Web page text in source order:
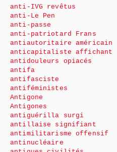
anti-IVG revêtus
anti-Le Pen
anti-passe
anti-patriotard Frans
antiautoritaire américain
anticapitaliste affichant
antidouleurs opiacés
antifa
antifasciste
antiféministes
Antigone
Antigones
antiguérilla surgi
antillaise signifiant
antimilitarisme offensif
antinucléaire